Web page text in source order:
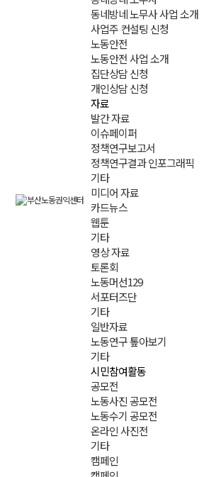
동네방네 노무사 사업 소개
사업주 컨설팅 신청
노동안전
노동안전 사업 소개
집단상담 신청
개인상담 신청
자료
발간 자료
이슈페이퍼
정책연구보고서
정책연구결과 인포그래픽
기타
미디어 자료
카드뉴스
웹툰
기타
영상 자료
토론회
노동머선129
서포터즈단
기타
일반자료
노동연구 톺아보기
기타
시민참여활동
공모전
노동사진 공모전
노동수기 공모전
온라인 사진전
기타
캠페인